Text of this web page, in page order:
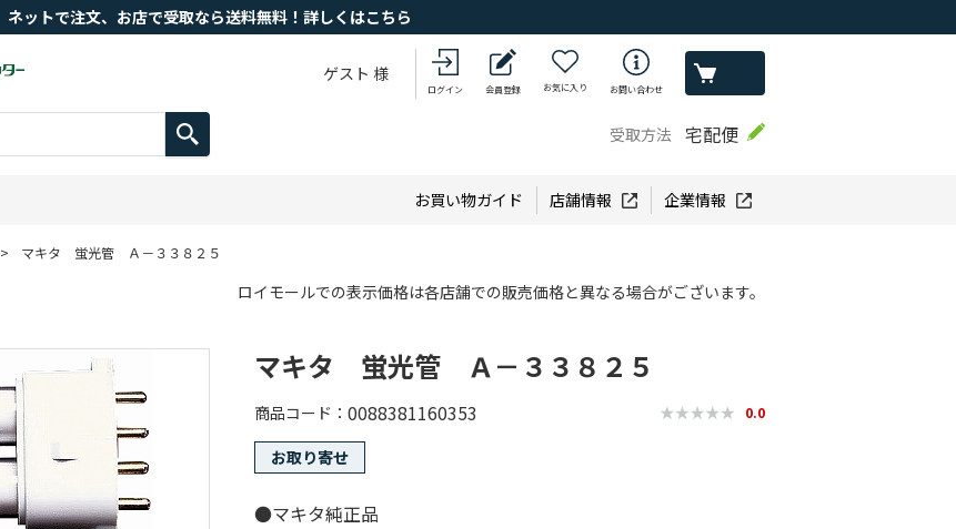
ネットで注文、お店で受取なら送料無料！詳しくはこちら
ゲスト 様
ログイン 会員登録 お気に入り お問い合わせ
受取方法 宅配便
お買い物ガイド 店舗情報 企業情報
> マキタ 蛍光管 Ａ－３３８２５
ロイモールでの表示価格は各店舗での販売価格と異なる場合がございます。
マキタ 蛍光管 Ａ－３３８２５
商品コード 0088381160353 0.0
お取り寄せ
●マキタ純正品